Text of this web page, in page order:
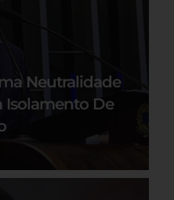
Neutralidade
Isolamento De